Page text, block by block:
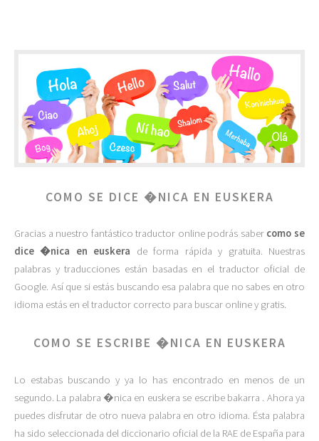
COMO SE DICE �NICA EN EUSKERA
Gracias a nuestro fantástico traductor online podrás saber como se
dice �nica en euskera de forma rápida y gratuita. Nuestras
palabras y traducciones están basadas en el traductor oficial de
Google. Así que si estás buscando esa palabra que no sabes en otro
idioma estás en el traductor correcto para buscar online y gratis.
COMO SE ESCRIBE �NICA EN EUSKERA
Lo estabas buscando y ya lo has encontrado en menos de un
segundo. La palabra �nica en euskera se escribe bakarra . Ahora ya
puedes disfrutar de otro nueva palabra en otro idioma. Ésta palabra
ha sido seleccionada del diccionario oficial de la RAE de España para